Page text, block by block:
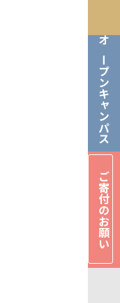
オープンキャンパス
ご寄付のお願い